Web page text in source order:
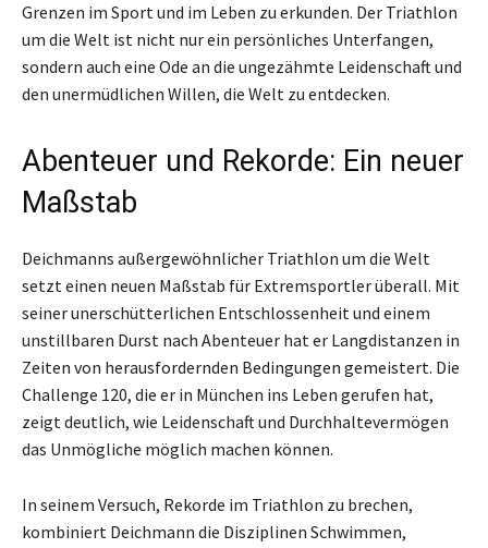
Grenzen im Sport und im Leben zu erkunden. Der Triathlon
um die Welt ist nicht nur ein persönliches Unterfangen,
sondern auch eine Ode an die ungezähmte Leidenschaft und
den unermüdlichen Willen, die Welt zu entdecken.
Abenteuer und Rekorde: Ein neuer
Maßstab
Deichmanns außergewöhnlicher Triathlon um die Welt
setzt einen neuen Maßstab für Extremsportler überall. Mit
seiner unerschütterlichen Entschlossenheit und einem
unstillbaren Durst nach Abenteuer hat er Langdistanzen in
Zeiten von herausfordernden Bedingungen gemeistert. Die
Challenge 120, die er in München ins Leben gerufen hat,
zeigt deutlich, wie Leidenschaft und Durchhaltevermögen
das Unmögliche möglich machen können.
In seinem Versuch, Rekorde im Triathlon zu brechen,
kombiniert Deichmann die Disziplinen Schwimmen,